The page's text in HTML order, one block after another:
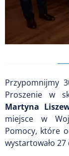
Przypomnijmy
Proszenie w
Martyna
miejsce w
Pomocy, które
wystartowało